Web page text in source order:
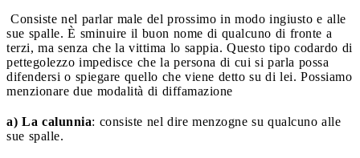
Consiste nel parlar male del prossimo in modo ingiusto e alle
sue spalle. È sminuire il buon nome di qualcuno di fronte a
terzi, ma senza che la vittima lo sappia. Questo tipo codardo di
pettegolezzo impedisce che la persona di cui si parla possa
difendersi o spiegare quello che viene detto su di lei. Possiamo
menzionare due modalità di diffamazione
a) La calunnia: consiste nel dire menzogne su qualcuno alle
sue spalle.